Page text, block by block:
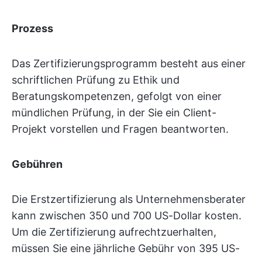
Prozess
Das Zertifizierungsprogramm besteht aus einer
schriftlichen Prüfung zu Ethik und
Beratungskompetenzen, gefolgt von einer
mündlichen Prüfung, in der Sie ein Client-
Projekt vorstellen und Fragen beantworten.
Gebühren
Die Erstzertifizierung als Unternehmensberater
kann zwischen 350 und 700 US-Dollar kosten.
Um die Zertifizierung aufrechtzuerhalten,
müssen Sie eine jährliche Gebühr von 395 US-